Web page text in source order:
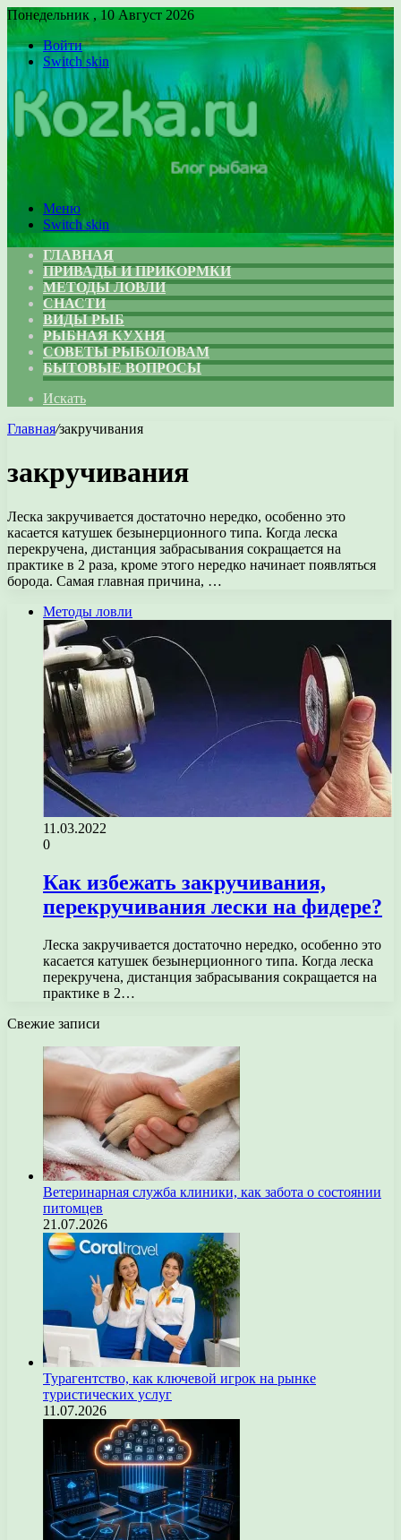
Понедельник , 10 Август 2026
Войти
Switch skin
Меню
Switch skin
ГЛАВНАЯ
ПРИВАДЫ И ПРИКОРМКИ
МЕТОДЫ ЛОВЛИ
СНАСТИ
ВИДЫ РЫБ
РЫБНАЯ КУХНЯ
СОВЕТЫ РЫБОЛОВАМ
БЫТОВЫЕ ВОПРОСЫ
Искать
Главная/закручивания
закручивания
Леска закручивается достаточно нередко, особенно это
касается катушек безынерционного типа. Когда леска
перекручена, дистанция забрасывания сокращается на
практике в 2 раза, кроме этого нередко начинает появляться
борода. Самая главная причина, …
Методы ловли
11.03.2022
0
Как избежать закручивания,
перекручивания лески на фидере?
Леска закручивается достаточно нередко, особенно это
касается катушек безынерционного типа. Когда леска
перекручена, дистанция забрасывания сокращается на
практике в 2…
Свежие записи
Ветеринарная служба клиники, как забота о состоянии
питомцев
21.07.2026
Турагентство, как ключевой игрок на рынке
туристических услуг
11.07.2026